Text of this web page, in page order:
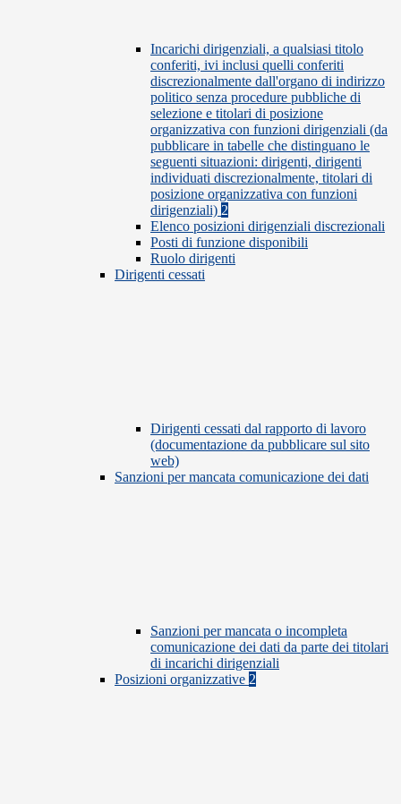
Incarichi dirigenziali, a qualsiasi titolo
conferiti, ivi inclusi quelli conferiti
discrezionalmente dall'organo di indirizzo
politico senza procedure pubbliche di
selezione e titolari di posizione
organizzativa con funzioni dirigenziali (da
pubblicare in tabelle che distinguano le
seguenti situazioni: dirigenti, dirigenti
individuati discrezionalmente, titolari di
posizione organizzativa con funzioni
dirigenziali) 2
Elenco posizioni dirigenziali discrezionali
Posti di funzione disponibili
Ruolo dirigenti
Dirigenti cessati
Dirigenti cessati dal rapporto di lavoro
(documentazione da pubblicare sul sito
web)
Sanzioni per mancata comunicazione dei dati
Sanzioni per mancata o incompleta
comunicazione dei dati da parte dei titolari
di incarichi dirigenziali
Posizioni organizzative 2